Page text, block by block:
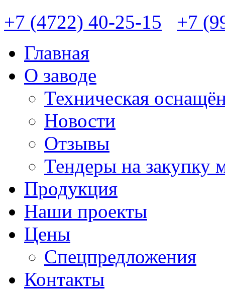
+7 (4722) 40-25-15
+7
Главная
О заводе
Техническая
Новости
Отзывы
Тендеры на закупку
Продукция
Наши проекты
Цены
Спецпредложения
Контакты